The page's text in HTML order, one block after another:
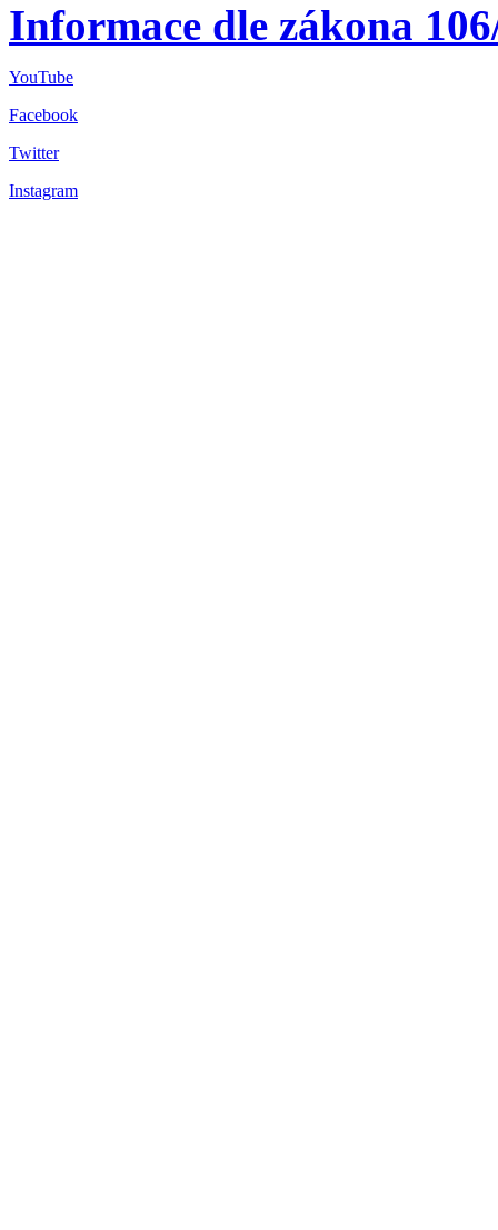
Informace dle zákona
YouTube
Facebook
Twitter
Instagram